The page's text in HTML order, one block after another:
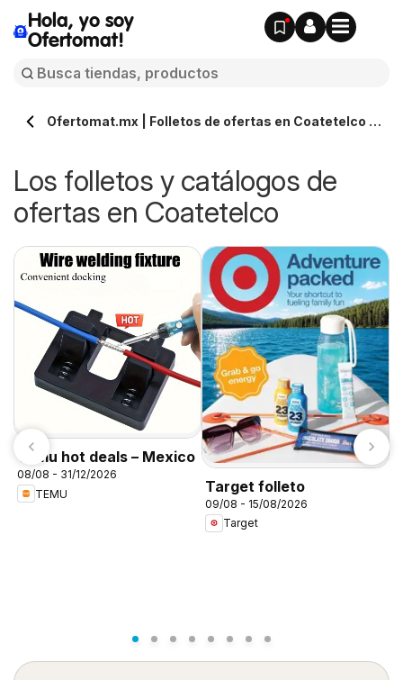
Hola, yo soy
Ofertomat!
Ofertomat.mx | Folletos de ofertas en Coatetelco »
Los folletos y catálogos de
ofertas en Coatetelco
Temu hot deals – Mexico
08/08 - 31/12/2026
TEMU
Target folleto
09/08 - 15/08/2026
Target